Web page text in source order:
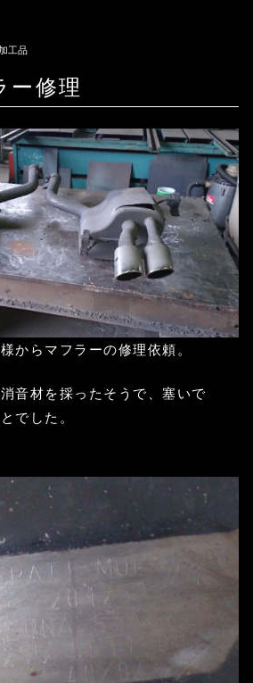
工品
ー修理
からマフラーの修理依頼。
音材を採ったそうで、塞いで
とでした。